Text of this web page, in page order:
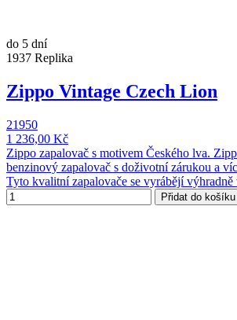
do 5 dní
1937 Replika
Zippo Vintage Czech Lion
21950
1 236,00 Kč
Zippo zapalovač s motivem Českého lva.
benzinový zapalovač s doživotní zárukou a
Tyto kvalitní zapalovače se vyrábějí
Přidat do košíku